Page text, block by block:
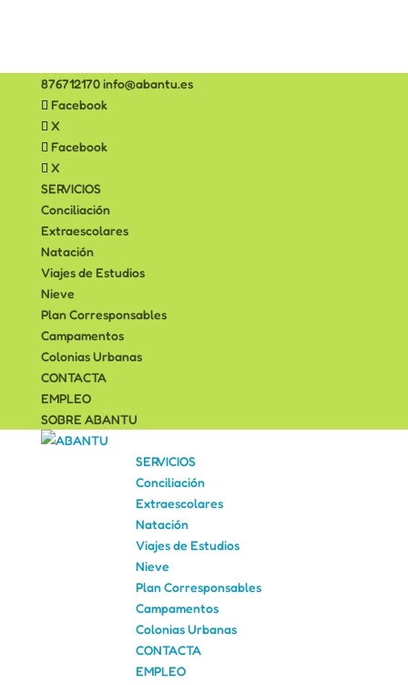
876712170info@abantu.es
Facebook
X
Facebook
X
SERVICIOS
Conciliación
Extraescolares
Natación
Viajes de Estudios
Nieve
Plan Corresponsables
Campamentos
Colonias Urbanas
CONTACTA
EMPLEO
SOBRE ABANTU
SERVICIOS
Conciliación
Extraescolares
Natación
Viajes de Estudios
Nieve
Plan Corresponsables
Campamentos
Colonias Urbanas
CONTACTA
EMPLEO